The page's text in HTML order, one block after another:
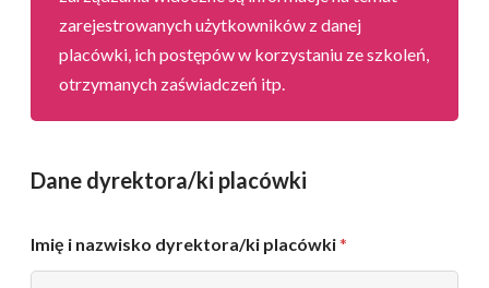
zarejestrowanych użytkowników z danej
placówki, ich postępów w korzystaniu ze szkoleń,
otrzymanych zaświadczeń itp.
Dane dyrektora/ki placówki
Imię i nazwisko dyrektora/ki placówki*